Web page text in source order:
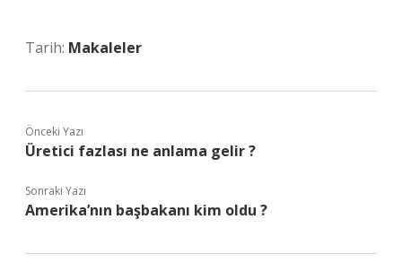
Tarih: Makaleler
Önceki Yazı
Üretici fazlası ne anlama gelir ?
Sonraki Yazı
Amerika’nın başbakanı kim oldu ?